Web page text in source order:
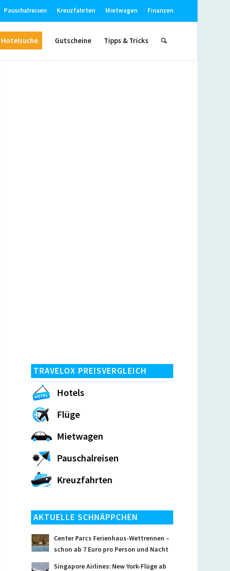
Pauschalreisen Kreuzfahrten Mietwagen Finanzen
Hotelsuche Gutscheine Tipps & Tricks
TRAVELOX PREISVERGLEICH
Hotels
Flüge
Mietwagen
Pauschalreisen
Kreuzfahrten
AKTUELLE SCHNÄPPCHEN
Center Parcs Ferienhaus-Wettrennen –
schon ab 7 Euro pro Person und Nacht
Singapore Airlines: New York-Flüge ab